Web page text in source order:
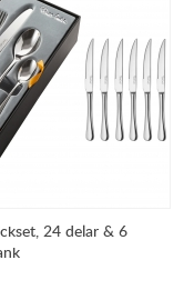
24 delar & 6